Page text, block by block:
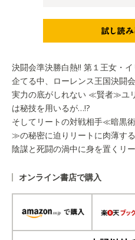
決闘会準決勝白熱!! 第１王女・
企てる中、ローレンス王国決闘
実力の底がしれない ≪賢者≫ユ
は秘技を用いるが…!?
そしてリートの対戦相手≪暗黒
≫の秘密に迫りリートに肉薄する
陰謀と死闘の渦中に身を置くリ
オンライン書店で購入